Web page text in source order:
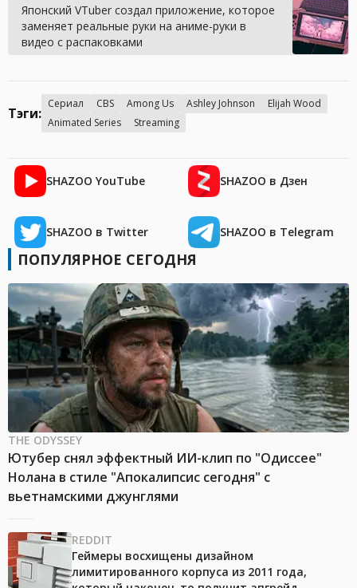
Японский VTuber создал приложение, которое
заменяет реальные руки на аниме-руки в
видео с распаковками
Тэги:
Сериал CBS Among Us Ashley Johnson
Elijah Wood
Animated Series
Streaming
SHAZOO YouTube SHAZOO в Дзен
SHAZOO в Twitter SHAZOO в Telegram
ПОПУЛЯРНОЕ СЕГОДНЯ
THE ODYSSEY
Ютубер снял эффектный ИИ-клип по "Одиссее"
Нолана в стиле "Апокалипсис сегодня" с
вьетнамскими джунглями
REDDIT
Геймеры восхищены дизайном
лимитированного корпуса из 2011 года,